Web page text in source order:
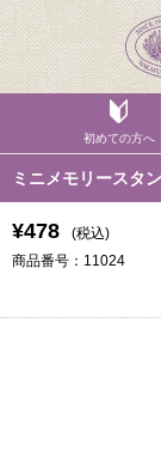
初めての方へ
ミニメモリースタ
¥478
(税込)
商品番号：11024